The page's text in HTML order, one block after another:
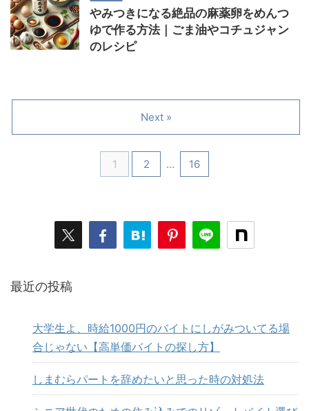
やみつきになる絶品の麻薬卵をめんつ
ゆで作る方法｜ごま油やコチュジャン
のレシピ
1 2 … 16
Next »
最近の投稿
大学生よ、時給1000円のバイトにしがみついてる場
合じゃない【高単価バイトの探し方】
しまむらパートを辞めたいと思った時の対処法